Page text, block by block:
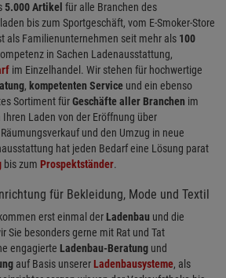
5.000 Artikel für alle Branchen des
bis zum Sportgeschäft, vom E-Smoker-Store
als Familienunternehmen seit mehr als 100
in Sachen Ladenausstattung,
im Einzelhandel. Wir stehen für hochwertige
, kompetenten Service und ein ebenso
Sortiment fürGeschäfte aller Branchen im
Laden von der Eröffnung über
und den Umzug in neue
hat jeden Bedarf eine Lösung parat
bis zum Prospektständer.
für Bekleidung, Mode und Textil
erst einmal der Ladenbau und die
Sie besonders gerne mit Rat und Tat
engagierte Ladenbau-Beratung und
auf Basis unsererLadenbausysteme, als